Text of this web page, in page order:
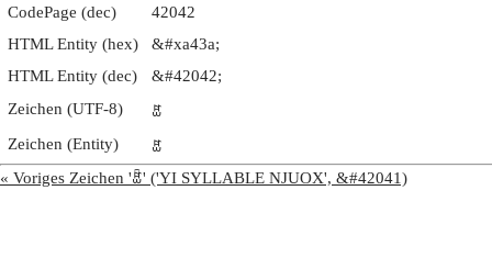
CodePage (dec)
42042
HTML Entity (hex)
&#xa43a;
HTML Entity (dec)
&#42042;
Zeichen (UTF-8)
ꐺ
Zeichen (Entity)
ꐺ
« Voriges Zeichen 'ꐹ' ('YI SYLLABLE NJUOX', &#42041)